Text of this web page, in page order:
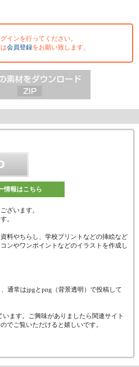
インを行ってください。
会員登録をお願い致します。
情報はこちら
ざいます。
。
料やちらし、学校プリントなどの挿絵など
ンやワンポイントなどのイラストを作成し
通常はjpgとpng（背景透明）で投稿して
ます。ご興味がありましたら関連サイト
でご覧いただけると嬉しいです。